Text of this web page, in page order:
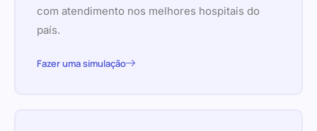
com atendimento nos melhores hospitais do
país.
Fazer uma simulação